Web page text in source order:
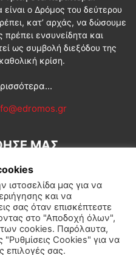
είναι ο Δρόμος του δεύτερου
κατ’ αρχάς, να δώσουμε
ενσυνείδητα και
ως συμβολή διεξόδου της
κρίση.
ΜΑΣ
Διεθνή Κοινωνία
ιστοσελίδα μας για να
και να
σας όταν επισκέπτεστε
στο "Αποδοχή όλων",
cookies. Παρόλαυτα,
"Ρυθμίσεις Cookies" για να
επιλογές σας.